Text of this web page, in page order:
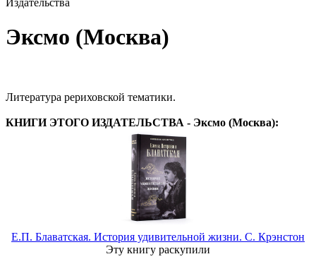
Издательства
Эксмо (Москва)
Литература рериховской тематики.
КНИГИ ЭТОГО ИЗДАТЕЛЬСТВА - Эксмо (Москва):
Е.П. Блаватская. История удивительной жизни. С. Крэнстон
Эту книгу раскупили